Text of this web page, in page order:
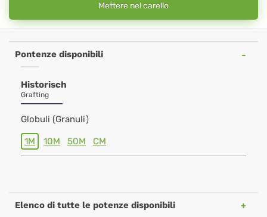
Mettere nel carello
Pontenze disponibili
Historisch
Grafting
Globuli (Granuli)
1M 10M 50M CM
Elenco di tutte le potenze disponibili